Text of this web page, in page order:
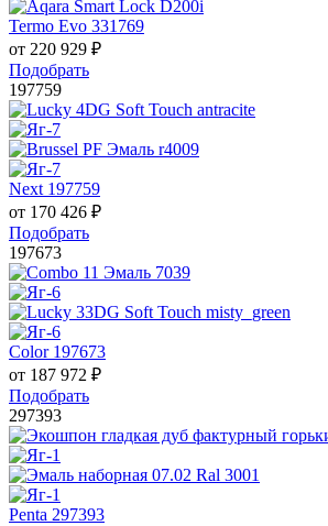
Termo Evo 331769
от 220 929 ₽
Подобрать
197759
Next 197759
от 170 426 ₽
Подобрать
197673
Color 197673
от 187 972 ₽
Подобрать
297393
Penta 297393